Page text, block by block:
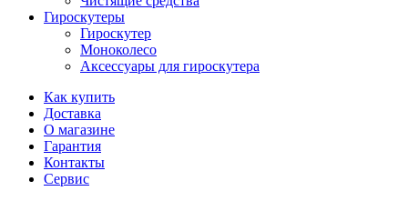
Гироскутеры
Гироскутер
Моноколесо
Аксессуары для гироскутера
Как купить
Доставка
О магазине
Гарантия
Контакты
Сервис